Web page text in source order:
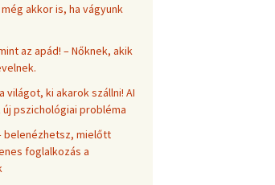
akkor is, ha vágyunk
az apád! – Nőknek, akik
világot, ki akarok szállni! AI
pszichológiai probléma
belenézhetsz, mielőtt
foglalkozás a